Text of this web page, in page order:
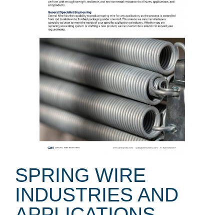
SPRING WIRE
INDUSTRIES AND